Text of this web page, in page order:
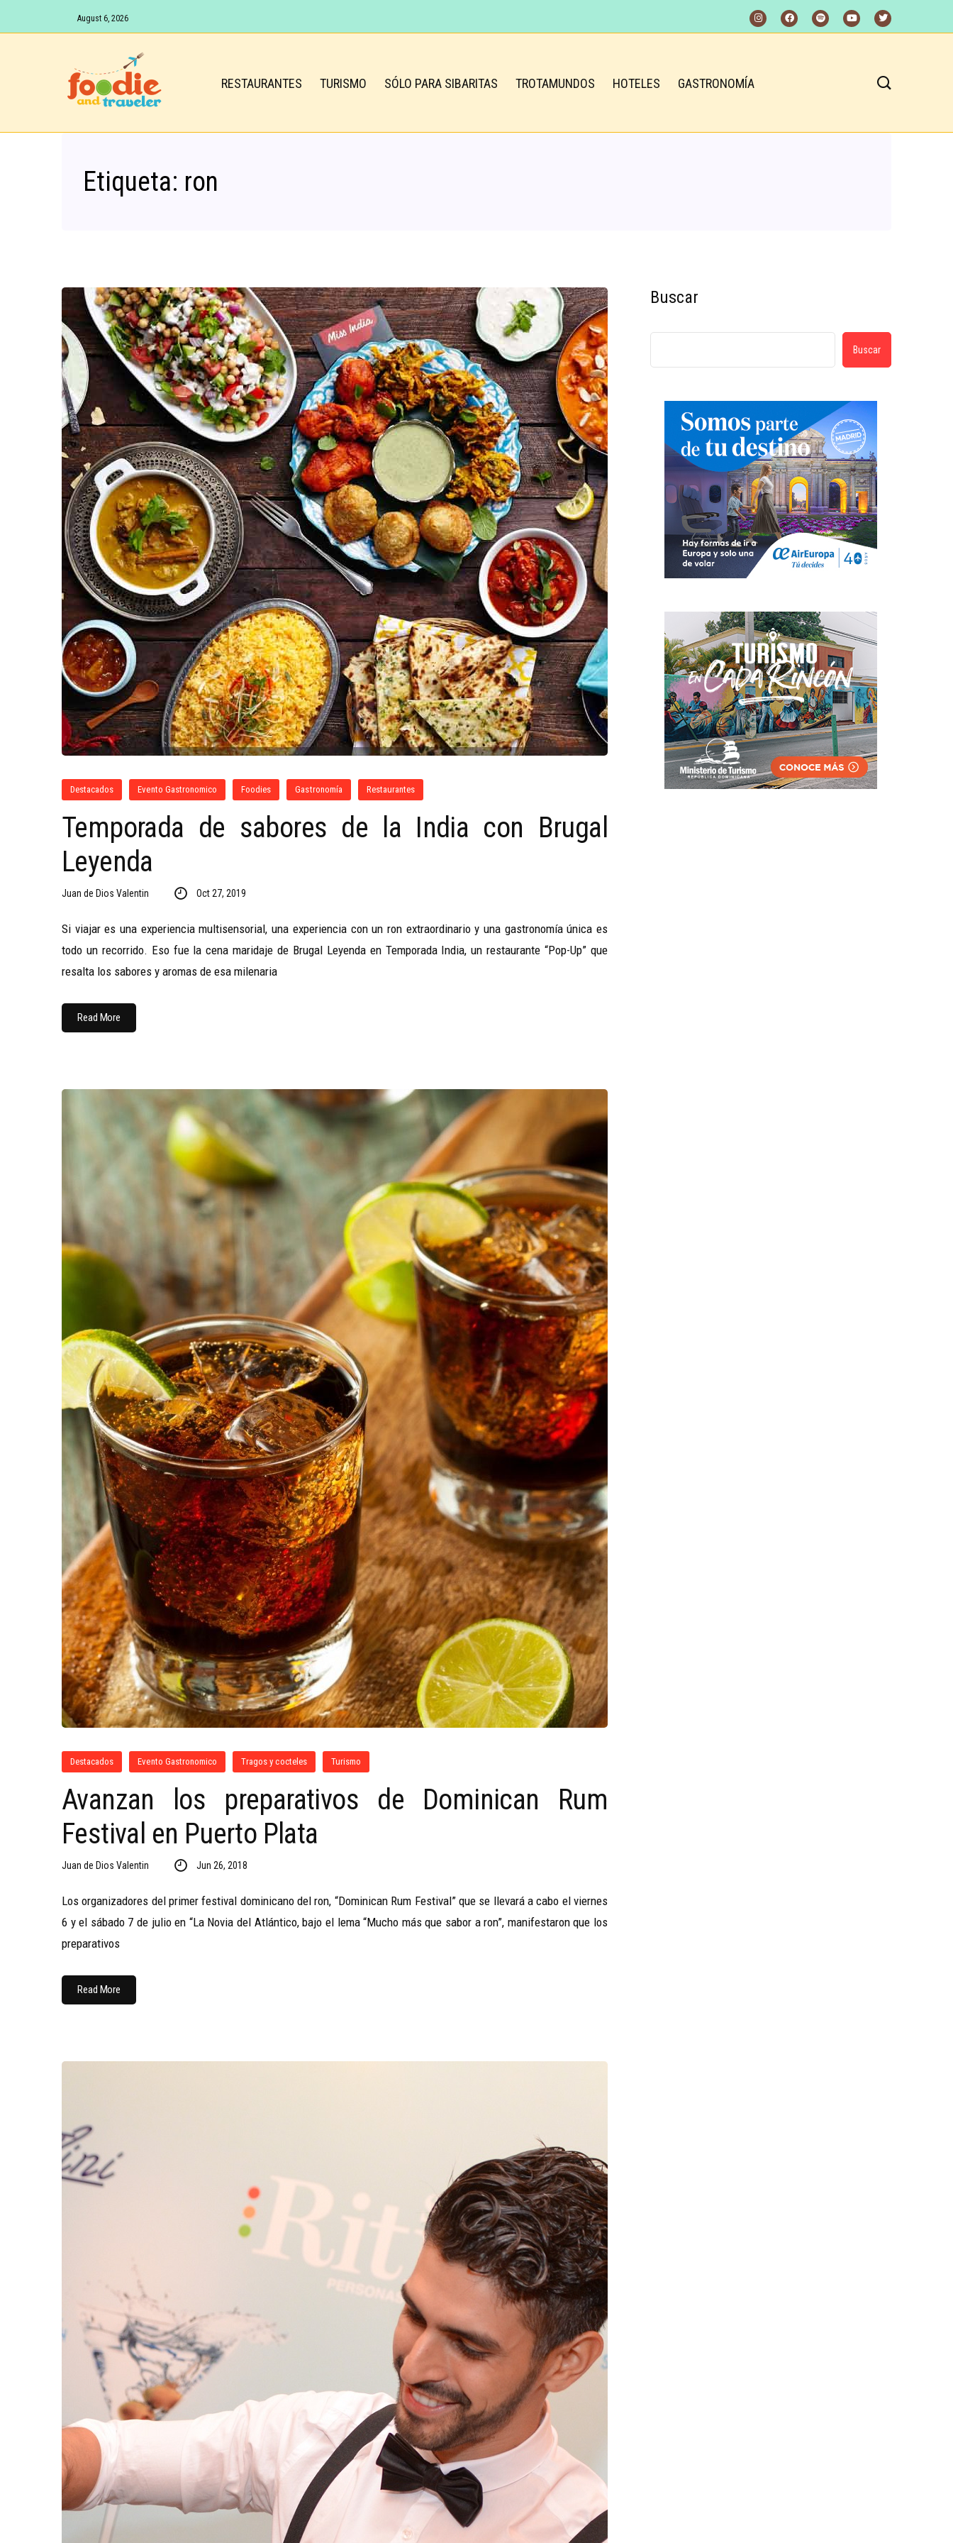
August 6, 2026
RESTAURANTES TURISMO SÓLO PARA SIBARITAS TROTAMUNDOS HOTELES GASTRONOMÍA
Etiqueta: ron
Destacados Evento Gastronomico Foodies Gastronomía Restaurantes
Temporada de sabores de la India con Brugal
Leyenda
Juan de Dios Valentin Oct 27, 2019
Si viajar es una experiencia multisensorial, una experiencia con un ron extraordinario y una gastronomía única es
todo un recorrido. Eso fue la cena maridaje de Brugal Leyenda en Temporada India, un restaurante “Pop-Up” que
resalta los sabores y aromas de esa milenaria
Read More
Destacados Evento Gastronomico Tragos y cocteles Turismo
Avanzan los preparativos de Dominican Rum
Festival en Puerto Plata
Juan de Dios Valentin Jun 26, 2018
Los organizadores del primer festival dominicano del ron, “Dominican Rum Festival” que se llevará a cabo el viernes
6 y el sábado 7 de julio en “La Novia del Atlántico, bajo el lema “Mucho más que sabor a ron”, manifestaron que los
preparativos
Read More
Buscar
Buscar